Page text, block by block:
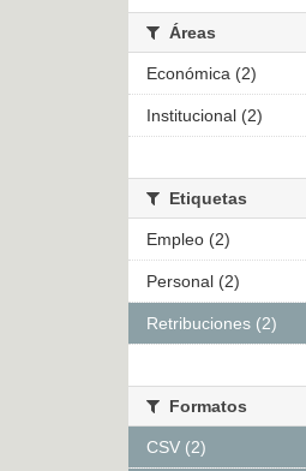
Áreas
Económica (2)
Institucional (2)
Etiquetas
Empleo (2)
Personal (2)
Retribuciones (2)
Formatos
CSV (2)